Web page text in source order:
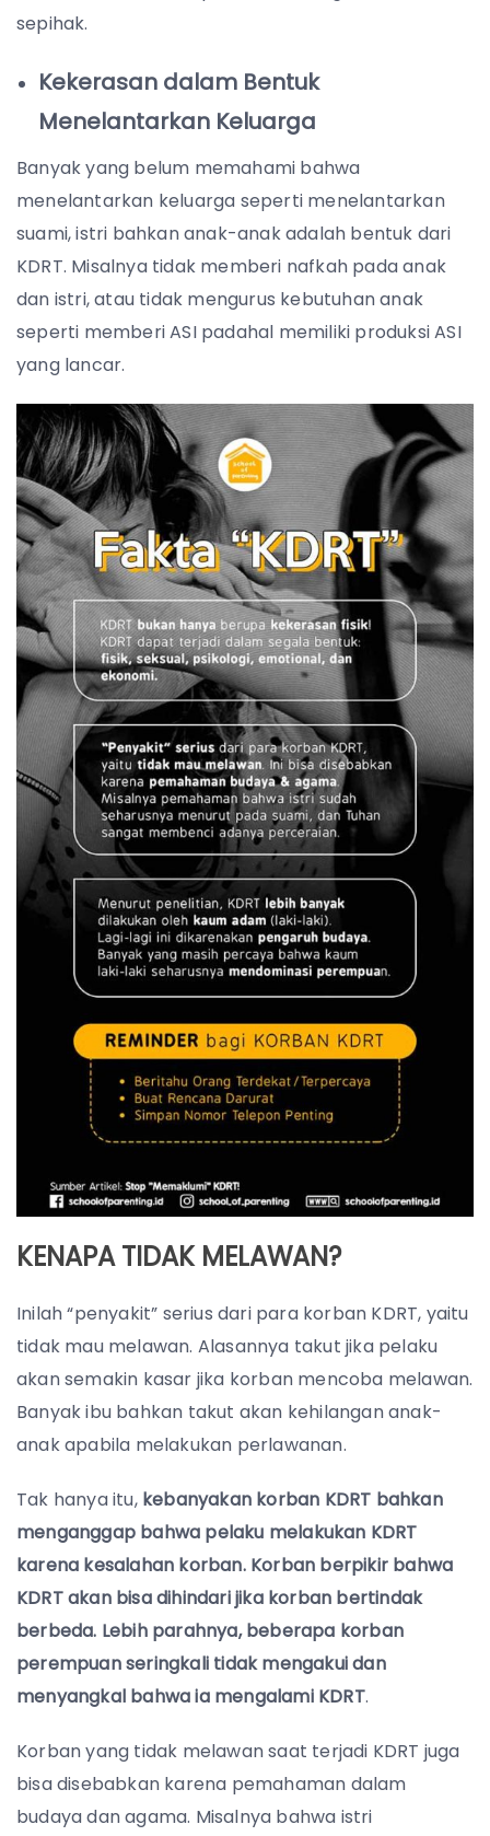
sepihak.
Kekerasan dalam Bentuk
Menelantarkan Keluarga
Banyak yang belum memahami bahwa
menelantarkan keluarga seperti menelantarkan
suami, istri bahkan anak-anak adalah bentuk dari
KDRT. Misalnya tidak memberi nafkah pada anak
dan istri, atau tidak mengurus kebutuhan anak
seperti memberi ASI padahal memiliki produksi ASI
yang lancar.
KENAPA TIDAK MELAWAN?
Inilah “penyakit” serius dari para korban KDRT, yaitu
tidak mau melawan. Alasannya takut jika pelaku
akan semakin kasar jika korban mencoba melawan.
Banyak ibu bahkan takut akan kehilangan anak-
anak apabila melakukan perlawanan.
Tak hanya itu, kebanyakan korban KDRT bahkan
menganggap bahwa pelaku melakukan KDRT
karena kesalahan korban. Korban berpikir bahwa
KDRT akan bisa dihindari jika korban bertindak
berbeda. Lebih parahnya, beberapa korban
perempuan seringkali tidak mengakui dan
menyangkal bahwa ia mengalami KDRT.
Korban yang tidak melawan saat terjadi KDRT juga
bisa disebabkan karena pemahaman dalam
budaya dan agama. Misalnya bahwa istri